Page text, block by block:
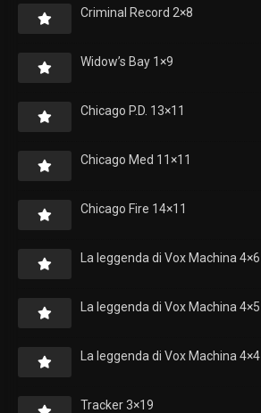
Criminal Record 2×8
Widow’s Bay 1×9
Chicago P.D. 13×11
Chicago Med 11×11
Chicago Fire 14×11
La leggenda di Vox Machina 4×6
La leggenda di Vox Machina 4×5
La leggenda di Vox Machina 4×4
Tracker 3×19